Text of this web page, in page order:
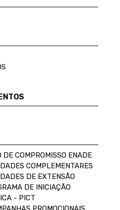
COMPROMISSO ENADE
COMPLEMENTARES
DE EXTENSÃO
DE INICIAÇÃO
- PICT